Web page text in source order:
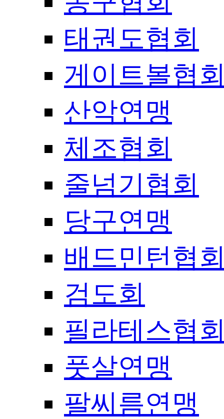
태권도협회
게이트볼협
산악연맹
체조협회
줄넘기협회
당구연맹
배드민턴협
검도회
필라테스협
풋살연맹
팔씨름연맹